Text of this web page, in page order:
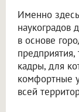
Именно
наукоградов
в основе
кадры, для
комфортные
всей